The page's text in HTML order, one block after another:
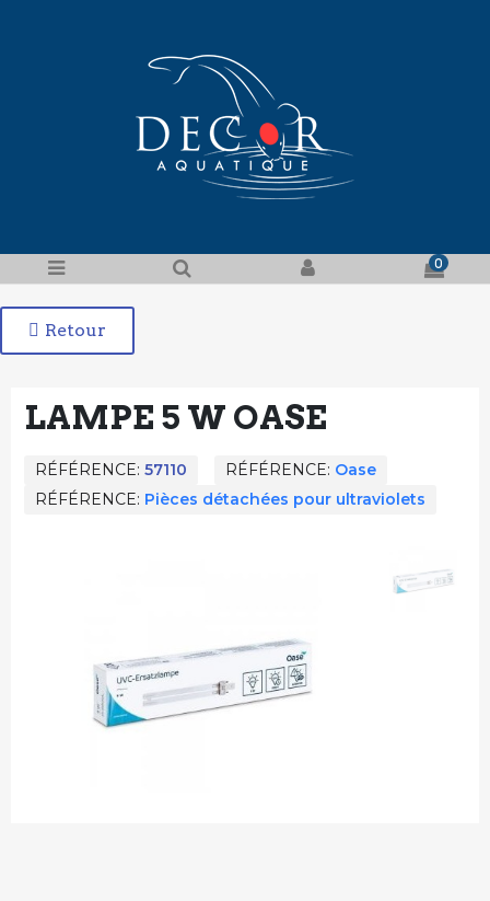
0
Retour
LAMPE 5 W OASE
RÉFÉRENCE 57110 RÉFÉRENCE Oase
RÉFÉRENCE Pièces détachées pour ultraviolets